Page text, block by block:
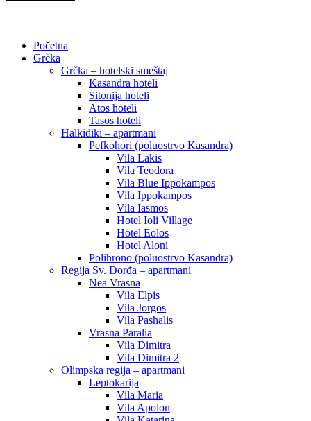
Početna
Grčka
Grčka – hotelski smeštaj
Kasandra hoteli
Sitonija hoteli
Atos hoteli
Tasos hoteli
Halkidiki – apartmani
Pefkohori (poluostrvo Kasandra)
Vila Lakis
Vila Teodora
Vila Blue Ippokampos
Vila Ippokampos
Vila Iasmos
Hotel Ioli Village
Hotel Eolos
Hotel Aloni
Polihrono (poluostrvo Kasandra)
Regija Sv. Đorđa – apartmani
Nea Vrasna
Vila Elpis
Vila Jorgos
Vila Pashalis
Vrasna Paralia
Vila Dimitra
Vila Dimitra 2
Olimpska regija – apartmani
Leptokarija
Vila Maria
Vila Apolon